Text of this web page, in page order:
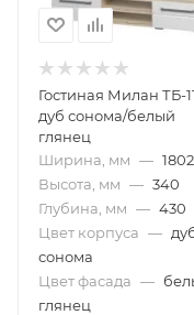
Гостиная Милан ТБ-
дуб сонома/белый
глянец
Ширина, мм — 1802
Высота, мм — 340
Глубина, мм — 430
Цвет корпуса —
сонома
Цвет фасада —
глянец